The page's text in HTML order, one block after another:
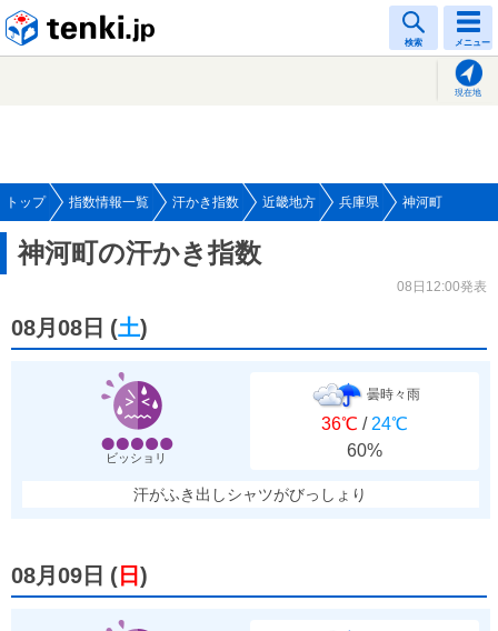
検索 メニュー
現在地
トップ 指数情報一覧 汗かき指数 近畿地方 兵庫県 神河町
神河町の汗かき指数
08日12:00発表
08月08日 (土)
ビッショリ
曇時々雨
36℃ / 24℃
60%
汗がふき出しシャツがびっしょり
08月09日 ( 日 )